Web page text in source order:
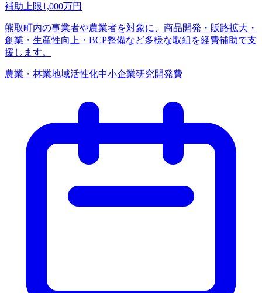
補助上限1,000万円
熊取町内の事業者や農業者を対象に、商品開発・販路拡大・
創業・生産性向上・BCP整備など多様な取組を経費補助で支
援します。
農業・林業地域活性化中小企業研究開発費